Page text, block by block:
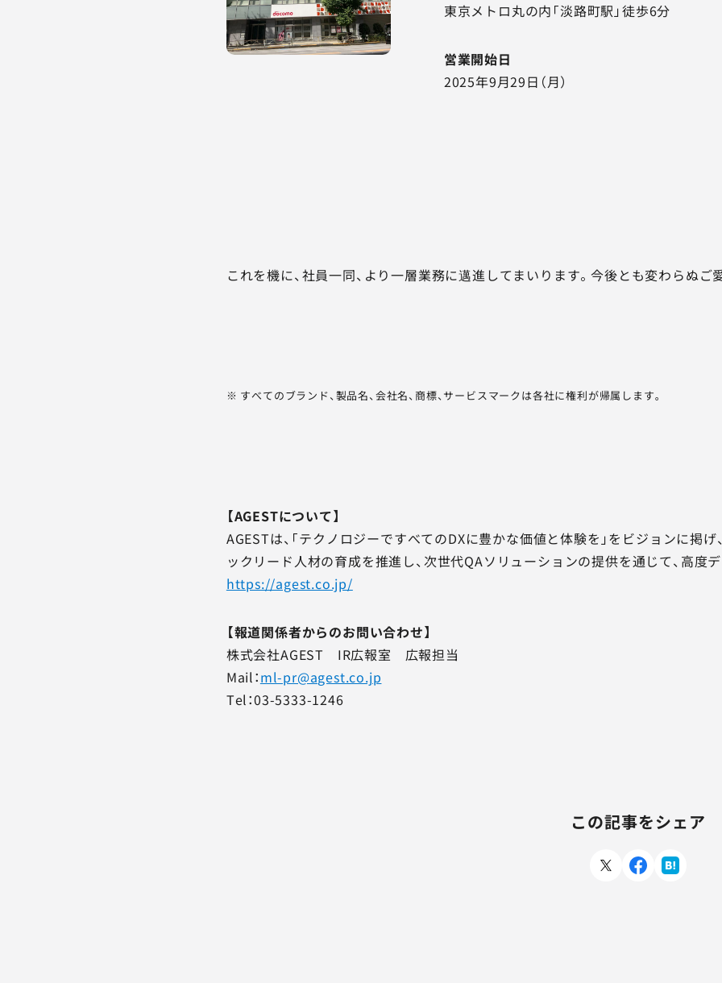
東京メトロ丸の内「淡路町駅」徒歩6分
営業開始日
2025年9月29日（月）
これを機に、社員一同、より一層業務に邁進してまいります。今後とも変わらぬ
※ すべてのブランド、製品名、会社名、商標、サービスマークは各社に権利が帰属します。
【AGESTについて】
AGESTは、「テクノロジーですべてのDXに豊かな価値と体験を」をビジョンに掲
ックリード人材の育成を推進し、次世代QAソリューションの提供を通じて、高度
https://agest.co.jp/
【報道関係者からのお問い合わせ】
株式会社AGEST IR広報室 広報担当
Mail：ml-pr@agest.co.jp
Tel：03-5333-1246
この記事をシェア